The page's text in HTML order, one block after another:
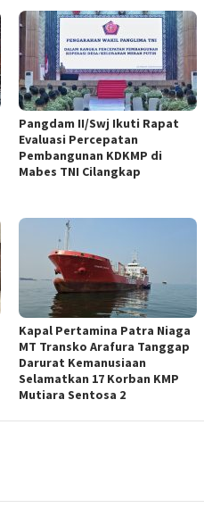
Pangdam II/Swj Ikuti Rapat
Evaluasi Percepatan
Pembangunan KDKMP di
Mabes TNI Cilangkap
Kapal Pertamina Patra Niaga
MT Transko Arafura Tanggap
Darurat Kemanusiaan
Selamatkan 17 Korban KMP
Mutiara Sentosa 2